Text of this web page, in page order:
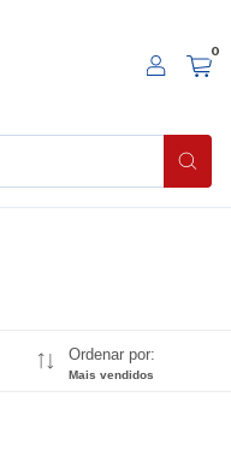
0
Ordenar por:
Mais vendidos